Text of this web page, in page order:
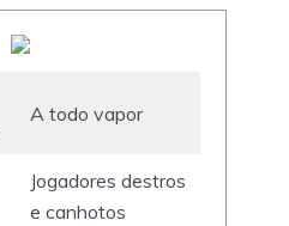
A todo vapor
Jogadores destros
e canhotos